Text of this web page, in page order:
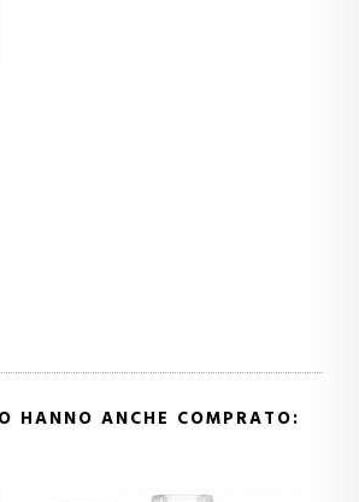
HANNO ANCHE COMPRATO: